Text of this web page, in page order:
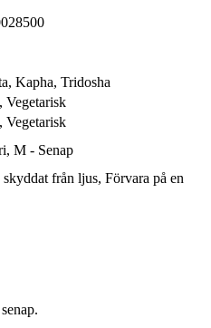
Kapha, Tridosha
Vegetarisk
Vegetarisk
M - Senap
skyddat från ljus, Förvara på en